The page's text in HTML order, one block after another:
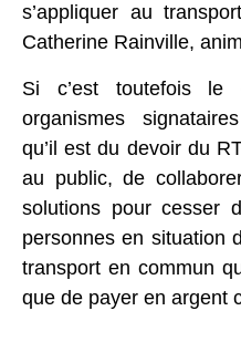
s’appliquer au
Catherine Rainville,
Si c’est toutefois
organismes
qu’il est du devoir du
au public, de
solutions pour cesser
personnes en situation
transport en commun
que de payer en argent